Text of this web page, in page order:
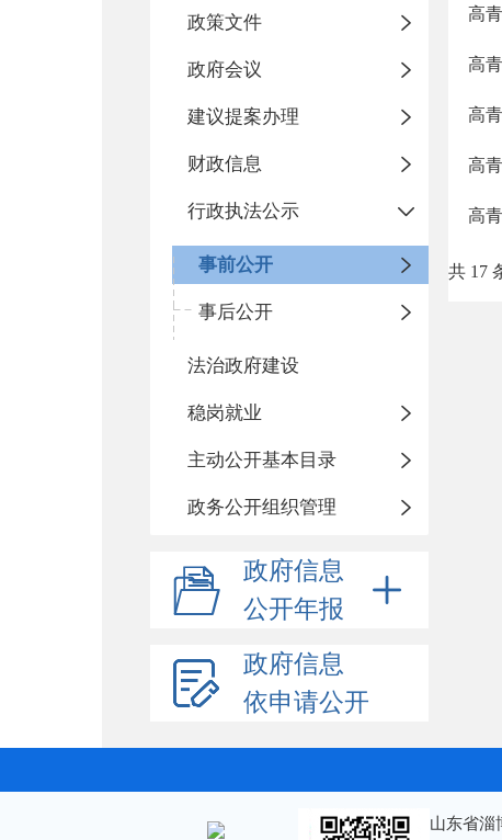
政策文件
政府会议
建议提案办理
财政信息
行政执法公示
事前公开
事后公开
法治政府建设
稳岗就业
主动公开基本目录
政务公开组织管理
政府信息
公开年报
政府信息
依申请公开
高
高
高
高
高
共 17
山东省淄